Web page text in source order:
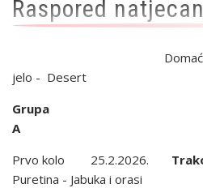
Raspored
Domaćini
jelo - Desert
Grupa
Prvo kolo 25.2.2026.
Puretina - Jabuka i orasi